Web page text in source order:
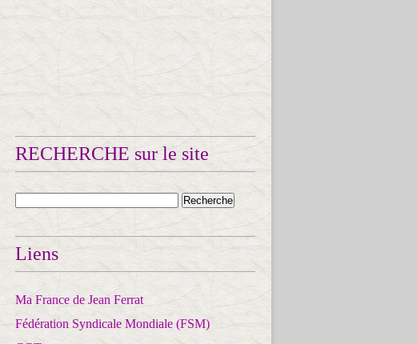
RECHERCHE sur le site
Liens
Ma France de Jean Ferrat
Fédération Syndicale Mondiale (FSM)